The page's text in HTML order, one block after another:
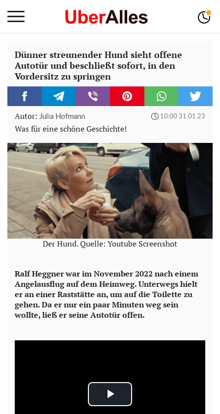
Dünner streunender Hund sieht offene
Autotür und beschließt sofort, in den
Vordersitz zu springen
Autor: Julia Hofmann 10:00 31.01.23
Was für eine schöne Geschichte!
Der Hund. Quelle: Youtube Screenshot
Ralf Heggner war im November 2022 nach einem
Angelausflug auf dem Heimweg. Unterwegs hielt
er an einer Raststätte an, um auf die Toilette zu
gehen. Da er nur ein paar Minuten weg sein
wollte, ließ er seine Autotür offen.
P